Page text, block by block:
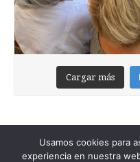
Cargar más
Usamos cookies para
experiencia en nuestra